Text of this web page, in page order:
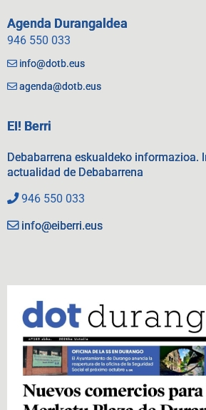
Agenda Durangaldea
946 550 033
info@dotb.eus
agenda@dotb.eus
EI! Berri
Debabarrena eskualdeko informazioa.
actualidad de Debabarrena
946 550 033
info@eiberri.eus